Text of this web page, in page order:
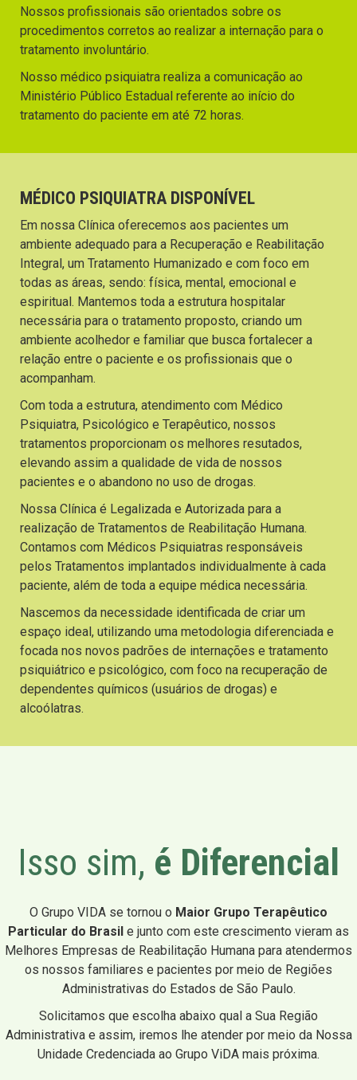
Nossos profissionais são orientados sobre os
procedimentos corretos ao realizar a internação para o
tratamento involuntário.
Nosso médico psiquiatra realiza a comunicação ao
Ministério Público Estadual referente ao início do
tratamento do paciente em até 72 horas.
MÉDICO PSIQUIATRA DISPONÍVEL
Em nossa Clínica oferecemos aos pacientes um
ambiente adequado para a Recuperação e Reabilitação
Integral, um Tratamento Humanizado e com foco em
todas as áreas, sendo: física, mental, emocional e
espiritual. Mantemos toda a estrutura hospitalar
necessária para o tratamento proposto, criando um
ambiente acolhedor e familiar que busca fortalecer a
relação entre o paciente e os profissionais que o
acompanham.
Com toda a estrutura, atendimento com Médico
Psiquiatra, Psicológico e Terapêutico, nossos
tratamentos proporcionam os melhores resutados,
elevando assim a qualidade de vida de nossos
pacientes e o abandono no uso de drogas.
Nossa Clínica é Legalizada e Autorizada para a
realização de Tratamentos de Reabilitação Humana.
Contamos com Médicos Psiquiatras responsáveis
pelos Tratamentos implantados individualmente à cada
paciente, além de toda a equipe médica necessária.
Nascemos da necessidade identificada de criar um
espaço ideal, utilizando uma metodologia diferenciada e
focada nos novos padrões de internações e tratamento
psiquiátrico e psicológico, com foco na recuperação de
dependentes químicos (usuários de drogas) e
alcoólatras.
Isso sim, é Diferencial
O Grupo VIDA se tornou o Maior Grupo Terapêutico
Particular do Brasil e junto com este crescimento vieram as
Melhores Empresas de Reabilitação Humana para atendermos
os nossos familiares e pacientes por meio de Regiões
Administrativas do Estados de São Paulo.
Solicitamos que escolha abaixo qual a Sua Região
Administrativa e assim, iremos lhe atender por meio da Nossa
Unidade Credenciada ao Grupo ViDA mais próxima.